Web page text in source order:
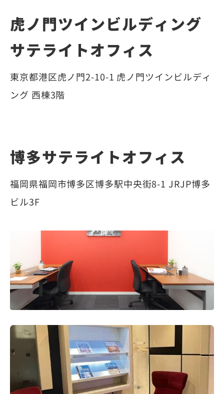
虎ノ門ツインビルディング
サテライトオフィス
東京都港区虎ノ門2-10-1 虎ノ門ツインビルディ
ング 西棟3階
博多サテライトオフィス
福岡県福岡市博多区博多駅中央街8-1 JRJP博多
ビル3F